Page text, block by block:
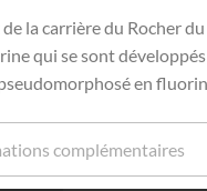
la carrière du Rocher du
qui se sont
en
complémentaires